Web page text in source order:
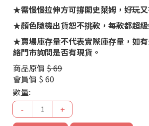
★需慢慢拉伸方可撐開史萊姆，好玩
★顏色隨機出貨恕不挑款，每款都超級
★賣場庫存量不代表實際庫存量，如
絡門市詢問是否有現貨。
商品原價 $ 69
會員價 $ 60
數量:
-
+